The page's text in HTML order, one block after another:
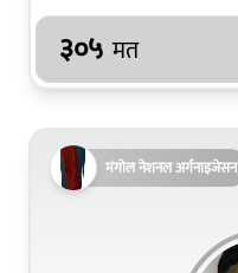
३०५ मत
मंगोल नेशनल अर्गनाइजेसन